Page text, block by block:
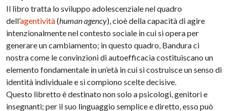
Il libro tratta lo sviluppo adolescenziale nel quadro
dell’agentività(human agency), cioè della capacità di agire
intenzionalmente nel contesto sociale in cui si opera per
generare un cambiamento; in questo quadro, Bandura ci
nostra come le convinzioni di autoefficacia costituiscano un
elemento fondamentale in un’età in cui si costruisce un senso di
identità individuale e si compiono scelte decisive.
Questo libretto è destinato non solo a psicologi, genitori e
insegnanti; per il suo linguaggio semplice e diretto, esso può